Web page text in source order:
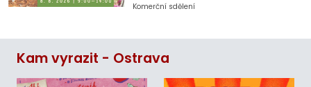
Komerční sdělení
Kam vyrazit - Ostrava